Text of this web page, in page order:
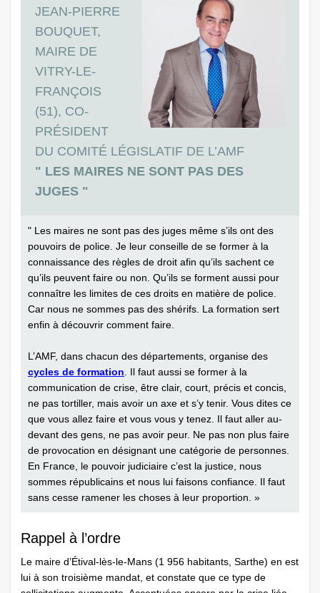
JEAN-PIERRE
BOUQUET,
MAIRE DE
VITRY-LE-
FRANÇOIS
(51), CO-
PRÉSIDENT
DU COMITÉ LÉGISLATIF DE L’AMF
" LES MAIRES NE SONT PAS DES
JUGES "
" Les maires ne sont pas des juges même s’ils ont des
pouvoirs de police. Je leur conseille de se former à la
connaissance des règles de droit afin qu’ils sachent ce
qu’ils peuvent faire ou non. Qu’ils se forment aussi pour
connaître les limites de ces droits en matière de police.
Car nous ne sommes pas des shérifs. La formation sert
enfin à découvrir comment faire.
L’AMF, dans chacun des départements, organise des
cycles de formation. Il faut aussi se former à la
communication de crise, être clair, court, précis et concis,
ne pas tortiller, mais avoir un axe et s’y tenir. Vous dites ce
que vous allez faire et vous vous y tenez. Il faut aller au-
devant des gens, ne pas avoir peur. Ne pas non plus faire
de provocation en désignant une catégorie de personnes.
En France, le pouvoir judiciaire c’est la justice, nous
sommes républicains et nous lui faisons confiance. Il faut
sans cesse ramener les choses à leur proportion. »
Rappel à l’ordre
Le maire d’Étival-lès-le-Mans (1 956 habitants, Sarthe) en est
lui à son troisième mandat, et constate que ce type de